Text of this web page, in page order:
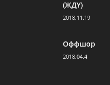
(ЖДҮ)
2018.11.19
Оффшор
2018.04.4